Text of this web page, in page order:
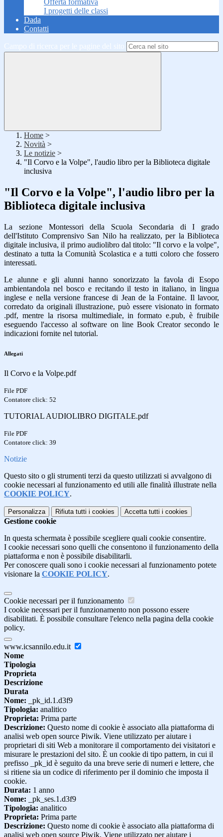
Offerta formativa
I progetti delle classi
Dada
Contatti
Campo di ricerca per le pagine del sito
Home >
Novità >
Le notizie >
"Il Corvo e la Volpe", l'audio libro per la Biblioteca digitale
inclusiva
"Il Corvo e la Volpe", l'audio libro per la
Biblioteca digitale inclusiva
La sezione Montessori della Scuola Secondaria di I grado
dell'Istituto Comprensivo San Nilo ha realizzato, per la Biblioteca
digitale inclusiva, il primo audiolibro dal titolo: "Il corvo e la volpe",
destinato a tutta la Comunità Scolastica e a tutti coloro che fossero
interessati.
Le alunne e gli alunni hanno sonorizzato la favola di Esopo
ambientandola nel bosco e recitando il testo in italiano, in lingua
inglese e nella versione francese di Jean de la Fontaine. Il lavoor,
corredato da originali illustrazione, può essere visionato in formato
.pdf, mentre la risorsa multimediale, in formato e.pub, è fruibile
eseguendo l'accesso al software on line Book Creator secondo le
indicazioni fornite nel tutorial.
Allegati
Il Corvo e la Volpe.pdf
File PDF
Contatore click: 52
TUTORIAL AUDIOLIBRO DIGITALE.pdf
File PDF
Contatore click: 39
Notizie
Questo sito o gli strumenti terzi da questo utilizzati si avvalgono di
cookie necessari al funzionamento ed utili alle finalità illustrate nella
COOKIE POLICY.
Personalizza Rifiuta tutti i cookies Accetta tutti i cookies
Gestione cookie
In questa schermata è possibile scegliere quali cookie consentire.
I cookie necessari sono quelli che consentono il funzionamento della
piattaforma e non è possibile disabilitarli.
Per conoscere quali sono i cookie necessari al funzionamento potete
visionare la COOKIE POLICY.
Cookie necessari per il funzionamento
I cookie necessari per il funzionamento non possono essere
disabilitati. È possibile consultare l'elenco nella pagina della cookie
policy.
www.icsannilo.edu.it
Nome
Tipologia
Proprieta
Descrizione
Durata
Nome: _pk_id.1.d3f9
Tipologia: analitico
Proprieta: Prima parte
Descrizione: Questo nome di cookie è associato alla piattaforma di
analisi web open source Piwik. Viene utilizzato per aiutare i
proprietari di siti Web a monitorare il comportamento dei visitatori e
misurare le prestazioni del sito. È un cookie di tipo pattern, in cui il
prefisso _pk_id è seguito da una breve serie di numeri e lettere, che
si ritiene sia un codice di riferimento per il dominio che imposta il
cookie.
Durata: 1 anno
Nome: _pk_ses.1.d3f9
Tipologia: analitico
Proprieta: Prima parte
Descrizione: Questo nome di cookie è associato alla piattaforma di
analisi web open source Piwik. Viene utilizzato per aiutare i